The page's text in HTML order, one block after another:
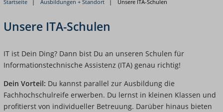
Startseite Ausbildungen + Standort Unsere ITA-Schulen
Unsere ITA-Schulen
IT ist Dein Ding? Dann bist Du an unseren Schulen für
Informationstechnische Assistenz (ITA) genau richtig!
Dein Vorteil: Du kannst parallel zur Ausbildung die
Fachhochschulreife erwerben. Du lernst in kleinen Klassen und
profitierst von individueller Betreuung. Darüber hinaus bieten